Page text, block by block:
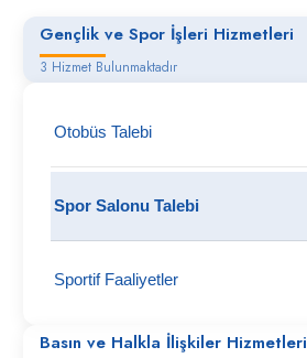
Gençlik ve Spor İşleri Hizmetleri
3 Hizmet Bulunmaktadır
Otobüs Talebi
Spor Salonu Talebi
Sportif Faaliyetler
Basın ve Halkla İlişkiler Hizmetleri